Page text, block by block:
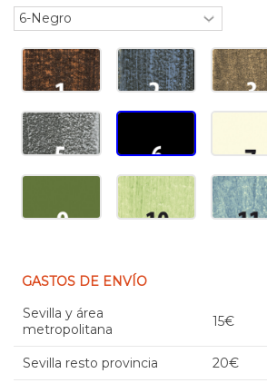
GASTOS DE ENVÍO
Sevilla y área
metropolitana
15€
Sevilla resto provincia 20€